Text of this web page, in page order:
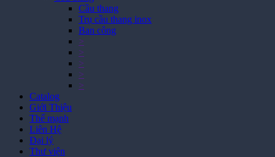
Cầu thang
Trụ cầu thang inox
Ban công
>
>
>
>
>
Catalog
Giới Thiệu
Thế mạnh
Liên Hệ
Đại lý
Thư viện